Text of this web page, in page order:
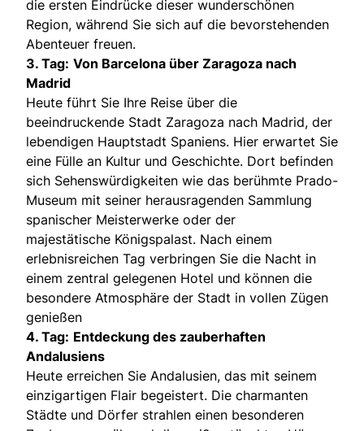
die ersten Eindrücke dieser wunderschönen
Region, während Sie sich auf die bevorstehenden
Abenteuer freuen.
3. Tag: Von Barcelona über Zaragoza nach
Madrid
Heute führt Sie Ihre Reise über die
beeindruckende Stadt Zaragoza nach Madrid, der
lebendigen Hauptstadt Spaniens. Hier erwartet Sie
eine Fülle an Kultur und Geschichte. Dort befinden
sich Sehenswürdigkeiten wie das berühmte Prado-
Museum mit seiner herausragenden Sammlung
spanischer Meisterwerke oder der
majestätische Königspalast. Nach einem
erlebnisreichen Tag verbringen Sie die Nacht in
einem zentral gelegenen Hotel und können die
besondere Atmosphäre der Stadt in vollen Zügen
genießen
4. Tag: Entdeckung des zauberhaften
Andalusiens
Heute erreichen Sie Andalusien, das mit seinem
einzigartigen Flair begeistert. Die charmanten
Städte und Dörfer strahlen einen besonderen